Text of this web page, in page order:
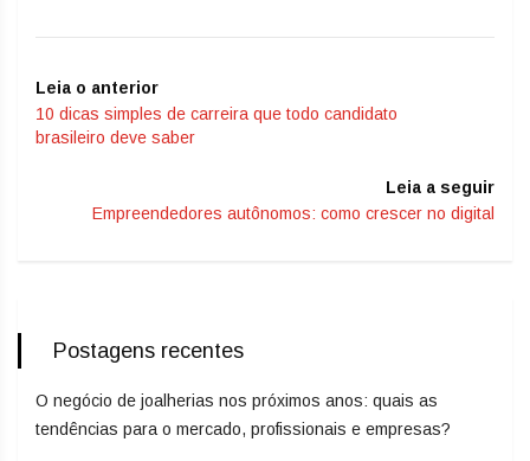
Leia o anterior
10 dicas simples de carreira que todo candidato
brasileiro deve saber
Leia a seguir
Empreendedores autônomos: como crescer no digital
Postagens recentes
O negócio de joalherias nos próximos anos: quais as
tendências para o mercado, profissionais e empresas?